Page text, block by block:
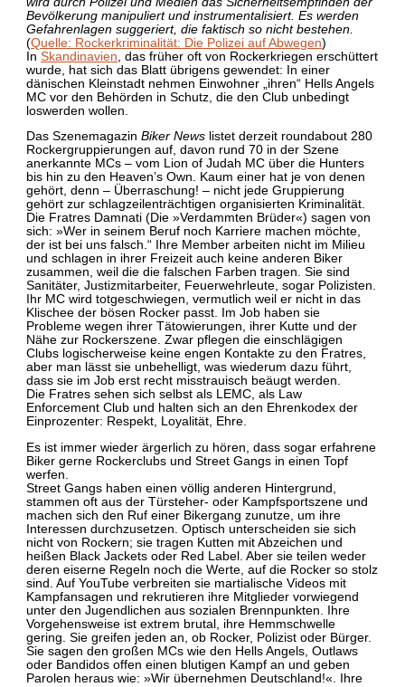
Bevölkerung manipuliert und instrumentalisiert. Es werden
Gefahrenlagen suggeriert, die faktisch so nicht bestehen.
(Quelle: Rockerkriminalität: Die Polizei auf Abwegen)
InSkandinavien , das früher oft von Rockerkriegen erschüttert
wurde, hat sich das Blatt übrigens gewendet: In einer
dänischen Kleinstadt nehmen Einwohner „ihren“ Hells Angels
MC vor den Behörden in Schutz, die den Club unbedingt
loswerden wollen.
Das SzenemagazinBiker News listet derzeit roundabout 280
Rockergruppierungen auf, davon rund 70 in der Szene
anerkannte MCs – vom Lion of Judah MC über die Hunters
bis hin zu den Heaven’s Own. Kaum einer hat je von denen
gehört, denn – Überraschung! – nicht jede Gruppierung
gehört zur schlagzeilenträchtigen organisierten Kriminalität.
Die Fratres Damnati (Die »Verdammten Brüder«) sagen von
sich: »Wer in seinem Beruf noch Karriere machen möchte,
der ist bei uns falsch.“ Ihre Member arbeiten nicht im Milieu
und schlagen in ihrer Freizeit auch keine anderen Biker
zusammen, weil die die falschen Farben tragen. Sie sind
Sanitäter, Justizmitarbeiter, Feuerwehrleute, sogar Polizisten.
Ihr MC wird totgeschwiegen, vermutlich weil er nicht in das
Klischee der bösen Rocker passt. Im Job haben sie
Probleme wegen ihrer Tätowierungen, ihrer Kutte und der
Nähe zur Rockerszene. Zwar pflegen die einschlägigen
Clubs logischerweise keine engen Kontakte zu den Fratres,
aber man lässt sie unbehelligt, was wiederum dazu führt,
dass sie im Job erst recht misstrauisch beäugt werden.
Die Fratres sehen sich selbst als LEMC, als Law
Enforcement Club und halten sich an den Ehrenkodex der
Einprozenter: Respekt, Loyalität, Ehre.
Es ist immer wieder ärgerlich zu hören, dass sogar erfahrene
Biker gerne Rockerclubs und Street Gangs in einen Topf
werfen.
Street Gangs haben einen völlig anderen Hintergrund,
stammen oft aus der Türsteher- oder Kampfsportszene und
machen sich den Ruf einer Bikergang zunutze, um ihre
Interessen durchzusetzen. Optisch unterscheiden sie sich
nicht von Rockern; sie tragen Kutten mit Abzeichen und
heißen Black Jackets oder Red Label. Aber sie teilen weder
deren eiserne Regeln noch die Werte, auf die Rocker so stolz
sind. Auf YouTube verbreiten sie martialische Videos mit
Kampfansagen und rekrutieren ihre Mitglieder vorwiegend
unter den Jugendlichen aus sozialen Brennpunkten. Ihre
Vorgehensweise ist extrem brutal, ihre Hemmschwelle
gering. Sie greifen jeden an, ob Rocker, Polizist oder Bürger.
Sie sagen den großen MCs wie den Hells Angels, Outlaws
oder Bandidos offen einen blutigen Kampf an und geben
Parolen heraus wie: »Wir übernehmen Deutschland!«. Ihre